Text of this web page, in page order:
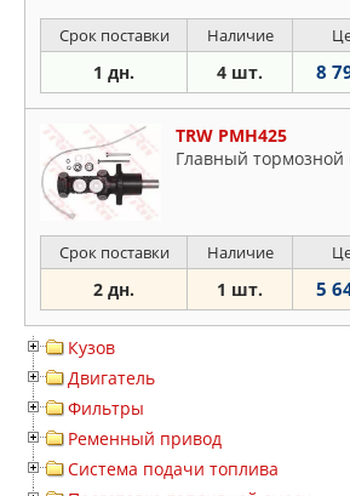
Срок поставки Наличие
1 дн. 4 шт. 8
TRW PMH425
Главный
Срок поставки Наличие
2 дн. 1 шт. 5
Кузов
Двигатель
Фильтры
Ременный привод
Система подачи топлива